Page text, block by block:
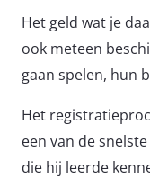
Het geld wat je
ook meteen
gaan spelen, hun
Het
een van de
die hij leerde